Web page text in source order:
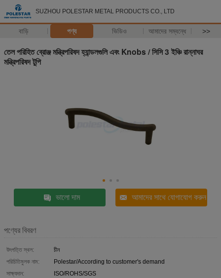
SUZHOU POLESTAR METAL PRODUCTS CO., LTD
বাড়ি পণ্য ভিডিও আমাদের সম্বন্ধে >>
তেল পরিহিত ব্রোঞ্জ মন্ত্রিপরিষদ হ্যান্ডলগুলি এবং Knobs / সিসি 3 ইঞ্চি রান্নাঘর
মন্ত্রিপরিষদ টুপি
ভালো দাম আমাদের সাথে যোগাযোগ করুন
পণ্যের বিবরণ
উৎপত্তি স্থল:
চীন
পরিচিতিমুলক নাম:
Polestar/According to customer's demand
সাক্ষ্যদান:
ISO/ROHS/SGS